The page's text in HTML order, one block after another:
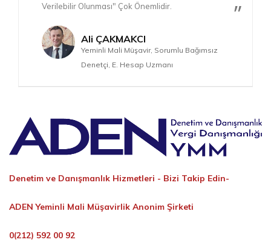
Verilebilir Olunması" Çok Önemlidir.
Ali ÇAKMAKCI
Yeminli Mali Müşavir, Sorumlu Bağımsız
Denetçi, E. Hesap Uzmanı
Denetim ve Danışmanlık Hizmetleri - Bizi Takip Edin-
ADEN Yeminli Mali Müşavirlik Anonim Şirketi
0(212) 592 00 92